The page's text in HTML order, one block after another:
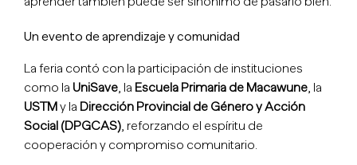
Un evento de aprendizaje y comunidad
La feria contó con la participación de instituciones
como la UniSave, la Escuela Primaria de Macawune, la
USTM y la Dirección Provincial de Género y Acción
Social (DPGCAS), reforzando el espíritu de
cooperación y compromiso comunitario.